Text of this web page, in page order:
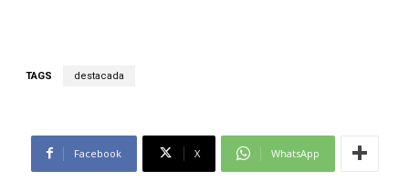
TAGS destacada
Facebook X WhatsApp